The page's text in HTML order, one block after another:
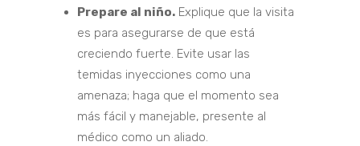
Prepare al niño.Explique que la visita
es para asegurarse de que está
creciendo fuerte. Evite usar las
temidas inyecciones como una
amenaza; haga que el momento sea
más fácil y manejable, presente al
médico como un aliado.